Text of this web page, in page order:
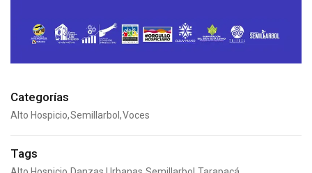
Categorías
Alto Hospicio Semillarbol Voces
Tags